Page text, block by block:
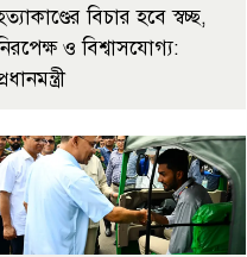
বিচার হবে স্বচ্ছ,
ও বিশ্বাসযোগ্য: